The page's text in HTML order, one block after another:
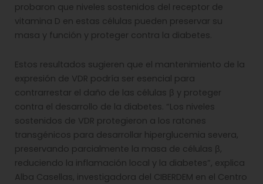
probaron que niveles sostenidos del receptor de
vitamina D en estas células pueden preservar su
masa y función y proteger contra la diabetes.
Estos resultados sugieren que el mantenimiento de la
expresión de VDR podría ser esencial para
contrarrestar el daño de las células β y proteger
contra el desarrollo de la diabetes. “Los niveles
sostenidos de VDR protegieron a los ratones
transgénicos para desarrollar hiperglucemia severa,
preservando parcialmente la masa de células β,
reduciendo la inflamación local y la diabetes”, explica
Alba Casellas, investigadora del CIBERDEM en el Centro